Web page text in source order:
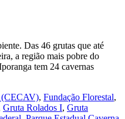
Das 46 grutas que até
a região mais pobre do
tem 24 cavernas
(CECAV), Fundação Florestal,
Gruta Rolados I, Gruta